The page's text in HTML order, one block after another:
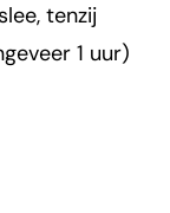
tenzij
1 uur)